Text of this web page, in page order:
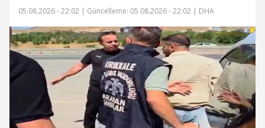
05.08.2026 - 22:02 | Güncelleme: 05.08.2026 - 22:02 | DHA